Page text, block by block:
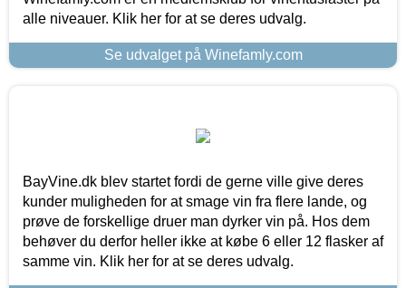
alle niveauer. Klik her for at se deres udvalg.
Se udvalget på Winefamly.com
BayVine.dk blev startet fordi de gerne ville give deres
kunder muligheden for at smage vin fra flere lande, og
prøve de forskellige druer man dyrker vin på. Hos dem
behøver du derfor heller ikke at købe 6 eller 12 flasker af
samme vin. Klik her for at se deres udvalg.